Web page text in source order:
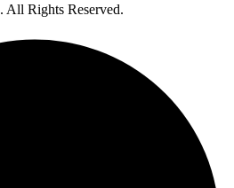
. All Rights Reserved.